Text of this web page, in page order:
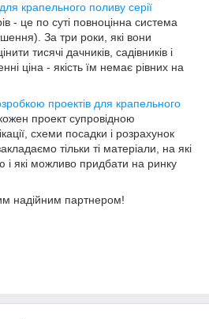
крапельного поливу серії
- це по суті повноцінна система
За три роки, які вони
тисячі дачників, садівників і
ціна - якість їм немає рівних на
проектів для крапельного
проект супровідною
схеми посадки і розрахунок
тільки ті матеріали, на які
які можливо придбати на ринку
надійним партнером!